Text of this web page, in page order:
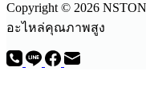
Copyright © 2026
อะไหล่คุณภาพสูง